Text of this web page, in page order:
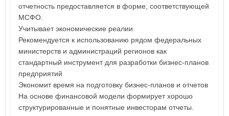
отчетность предоставляется в форме, соответствующей
МСФО.
Учитывает экономические реалии
Рекомендуется к использованию рядом федеральных
министерств и администраций регионов как
стандартный инструмент для разработки бизнес-планов
предприятий
Экономит время на подготовку бизнес-планов и отчетов
На основе финансовой модели формирует хорошо
структурированные и понятные инвесторам отчеты.